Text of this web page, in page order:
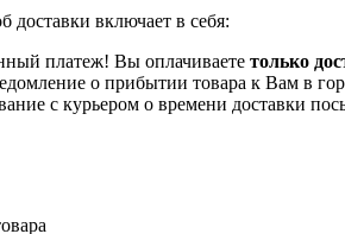
доставки включает в себя:
платеж! Вы оплачиваете только
о прибытии товара к Вам в
с курьером о времени доставки